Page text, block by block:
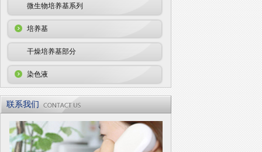
微生物培养基系列
培养基
干燥培养基部分
染色液
联系我们